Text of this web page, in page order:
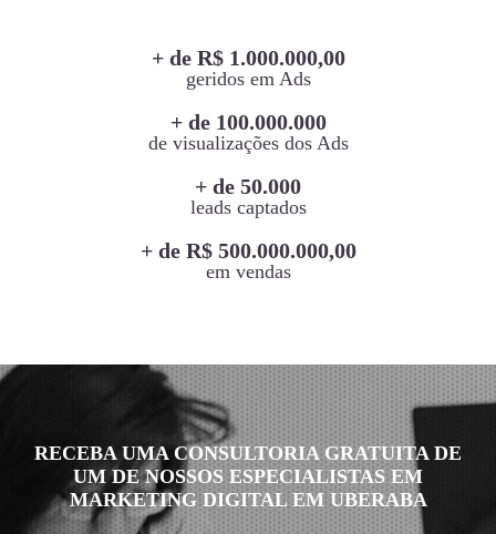
+ de R$ 1.000.000,00
geridos em Ads
+ de 100.000.000
de visualizações dos Ads
+ de 50.000
leads captados
+ de R$ 500.000.000,00
em vendas
RECEBA UMA CONSULTORIA GRATUITA DE
UM DE NOSSOS ESPECIALISTAS EM
MARKETING DIGITAL EM UBERABA